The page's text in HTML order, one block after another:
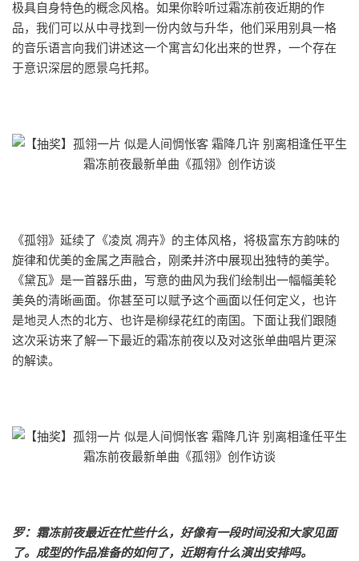
极具自身特色的概念风格。如果你聆听过霜冻前夜近期的作
品，我们可以从中寻找到一份内敛与升华，他们采用别具一格
的音乐语言向我们讲述这一个寓言幻化出来的世界，一个存在
于意识深层的愿景乌托邦。
《孤翎》延续了《凌岚 凋卉》的主体风格，将极富东方韵味的
旋律和优美的金属之声融合，刚柔并济中展现出独特的美学。
《黛瓦》是一首器乐曲，写意的曲风为我们绘制出一幅幅美轮
美奂的清晰画面。你甚至可以赋予这个画面以任何定义，也许
是地灵人杰的北方、也许是柳绿花红的南国。下面让我们跟随
这次采访来了解一下最近的霜冻前夜以及对这张单曲唱片更深
的解读。
罗：霜冻前夜最近在忙些什么，好像有一段时间没和大家见面
了。成型的作品准备的如何了，近期有什么演出安排吗。